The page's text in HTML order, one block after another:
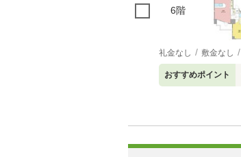
6階
礼金なし 敷金なし
おすすめポイント